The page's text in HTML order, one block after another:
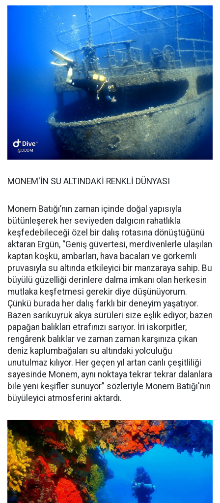
MONEM'İN SU ALTINDAKİ RENKLİ DÜNYASI
Monem Batığı’nın zaman içinde doğal yapısıyla
bütünleşerek her seviyeden dalgıcın rahatlıkla
keşfedebileceği özel bir dalış rotasına dönüştüğünü
aktaran Ergün, “Geniş güvertesi, merdivenlerle ulaşılan
kaptan köşkü, ambarları, hava bacaları ve görkemli
pruvasıyla su altında etkileyici bir manzaraya sahip. Bu
büyülü güzelliği derinlere dalma imkanı olan herkesin
mutlaka keşfetmesi gerekir diye düşünüyorum.
Çünkü burada her dalış farklı bir deneyim yaşatıyor.
Bazen sarıkuyruk akya sürüleri size eşlik ediyor, bazen
papağan balıkları etrafınızı sarıyor. İri iskorpitler,
rengârenk balıklar ve zaman zaman karşınıza çıkan
deniz kaplumbağaları su altındaki yolculuğu
unutulmaz kılıyor. Her geçen yıl artan canlı çeşitliliği
sayesinde Monem, aynı noktaya tekrar tekrar dalanlara
bile yeni keşifler sunuyor” sözleriyle Monem Batığı'nın
büyüleyici atmosferini aktardı.